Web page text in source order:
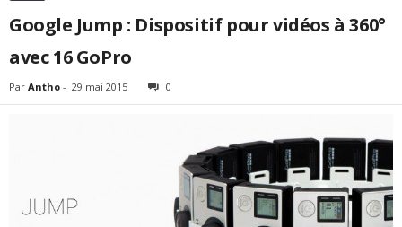
Google Jump : Dispositif pour vidéos à 360°
avec 16 GoPro
Par Antho - 29 mai 2015 0